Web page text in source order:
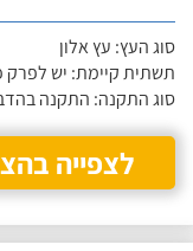
סוג העץ: עץ אלון
תשתית קיימת: יש לפרק
סוג התקנה: התקנה
לצפייה